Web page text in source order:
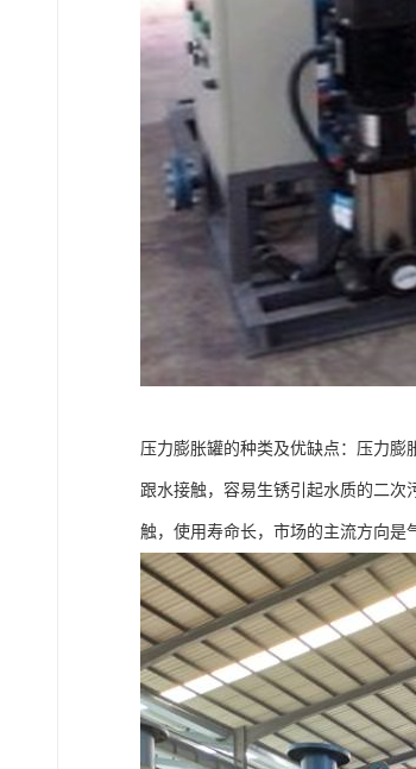
压力膨胀罐的种类及优缺点：压力
跟水接触，容易生锈引起水质的二
触，使用寿命长，市场的主流方向是